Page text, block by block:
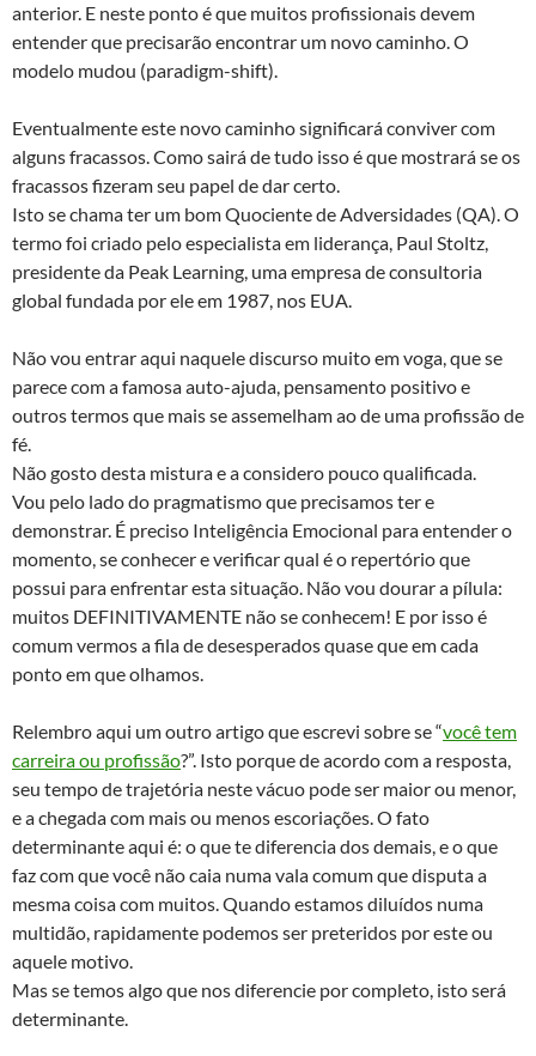
anterior. E neste ponto é que muitos profissionais devem
entender que precisarão encontrar um novo caminho. O
modelo mudou (paradigm-shift).
Eventualmente este novo caminho significará conviver com
alguns fracassos. Como sairá de tudo isso é que mostrará se os
fracassos fizeram seu papel de dar certo.
Isto se chama ter um bom Quociente de Adversidades (QA). O
termo foi criado pelo especialista em liderança, Paul Stoltz,
presidente da Peak Learning, uma empresa de consultoria
global fundada por ele em 1987, nos EUA.
Não vou entrar aqui naquele discurso muito em voga, que se
parece com a famosa auto-ajuda, pensamento positivo e
outros termos que mais se assemelham ao de uma profissão de
fé.
Não gosto desta mistura e a considero pouco qualificada.
Vou pelo lado do pragmatismo que precisamos ter e
demonstrar. É preciso Inteligência Emocional para entender o
momento, se conhecer e verificar qual é o repertório que
possui para enfrentar esta situação. Não vou dourar a pílula:
muitos DEFINITIVAMENTE não se conhecem! E por isso é
comum vermos a fila de desesperados quase que em cada
ponto em que olhamos.
Relembro aqui um outro artigo que escrevi sobre se “você tem
carreira ou profissão?”. Isto porque de acordo com a resposta,
seu tempo de trajetória neste vácuo pode ser maior ou menor,
e a chegada com mais ou menos escoriações. O fato
determinante aqui é: o que te diferencia dos demais, e o que
faz com que você não caia numa vala comum que disputa a
mesma coisa com muitos. Quando estamos diluídos numa
multidão, rapidamente podemos ser preteridos por este ou
aquele motivo.
Mas se temos algo que nos diferencie por completo, isto será
determinante.